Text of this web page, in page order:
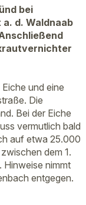
bei
d. Waldnaab
und eine
Die
Bei der Eiche
vermutlich bald
auf etwa 25.000
dem 1.
Hinweise nimmt
entgegen.